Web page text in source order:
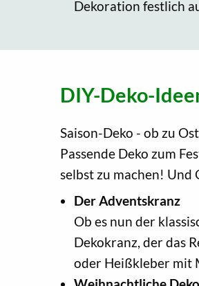
Dekoration festlich
DIY-Deko-
Saison-Deko - ob zu
Passende Deko zum
selbst zu machen! Und
Der Adventskranz
Ob es nun der
Dekokranz, der das
oder Heißkleber mit